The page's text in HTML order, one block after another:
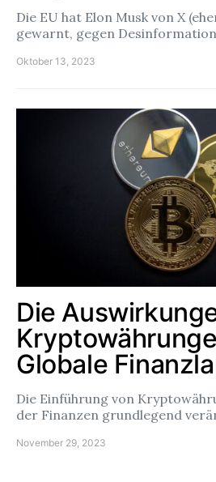
Die EU hat Elon Musk von X
gewarnt, gegen
Oktober 13, 2023
Die
Globale
Die Einführung von
der Finanzen grundlegend
November 29, 2023